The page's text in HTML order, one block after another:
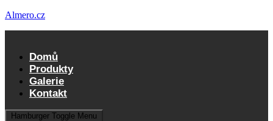
Almero.cz
Domů
Produkty
Galerie
Kontakt
Hamburger Toggle Menu